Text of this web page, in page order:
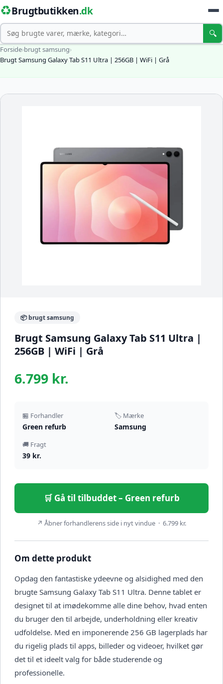
♻️Brugtbutikken.dk
Søg 🔍
Forside›brugt samsung›
Brugt Samsung Galaxy Tab S11 Ultra | 256GB | WiFi | Grå
📦 brugt samsung
Brugt Samsung Galaxy Tab S11 Ultra |
256GB | WiFi | Grå
6.799 kr.
🏪 Forhandler
Green refurb
🏷️ Mærke
Samsung
🚚 Fragt
39 kr.
🛒 Gå til tilbuddet – Green refurb
↗ Åbner forhandlerens side i nyt vindue · 6.799 kr.
Om dette produkt
Opdag den fantastiske ydeevne og alsidighed med den
brugte Samsung Galaxy Tab S11 Ultra. Denne tablet er
designet til at imødekomme alle dine behov, hvad enten
du bruger den til arbejde, underholdning eller kreativ
udfoldelse. Med en imponerende 256 GB lagerplads har
du rigelig plads til apps, billeder og videoer, hvilket gør
det til et ideelt valg for både studerende og
professionelle.